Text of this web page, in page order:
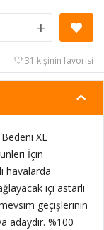
+
31 kişinin favorisi
XL
İçin
havalarda
içi astarlı
geçişlerinin
adaydır. %100